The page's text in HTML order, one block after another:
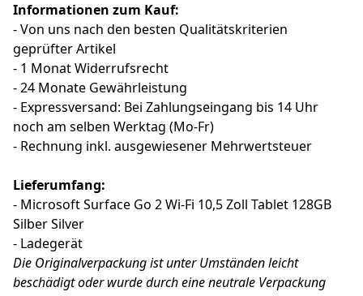
Informationen zum Kauf:
- Von uns nach den besten Qualitätskriterien
geprüfter Artikel
- 1 Monat Widerrufsrecht
- 24 Monate Gewährleistung
- Expressversand: Bei Zahlungseingang bis 14 Uhr
noch am selben Werktag (Mo-Fr)
- Rechnung inkl. ausgewiesener Mehrwertsteuer
Lieferumfang:
- Microsoft Surface Go 2 Wi-Fi 10,5 Zoll Tablet 128GB
Silber Silver
- Ladegerät
Die Originalverpackung ist unter Umständen leicht
beschädigt oder wurde durch eine neutrale Verpackung